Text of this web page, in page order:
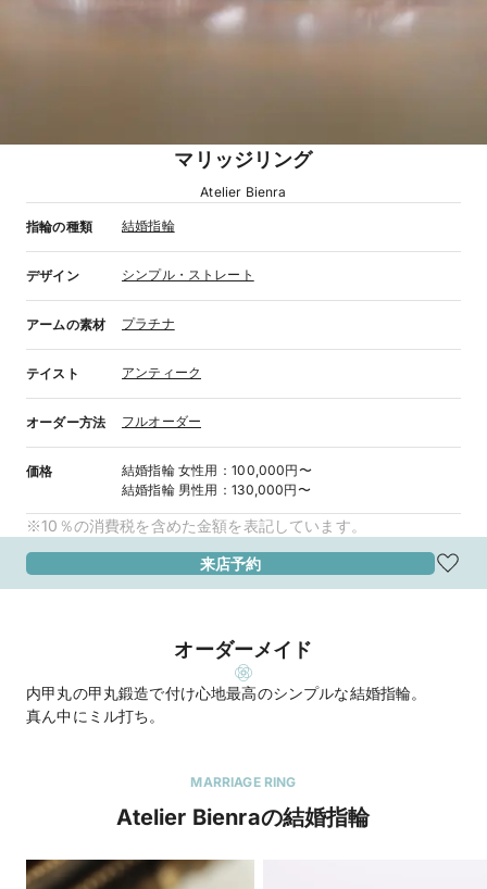
マリッジリング
Atelier Bienra
指輪の種類 結婚指輪
デザイン シンプル・ストレート
アームの素材 プラチナ
テイスト アンティーク
オーダー方法 フルオーダー
価格 結婚指輪 女性用 ：100,000円〜
結婚指輪 男性用 ：130,000円〜
※10％の消費税を含めた金額を表記しています。
来店予約
オーダーメイド
内甲丸の甲丸鍛造で付け心地最高のシンプルな結婚指輪。
真ん中にミル打ち。
MARRIAGE RING
Atelier Bienraの結婚指輪